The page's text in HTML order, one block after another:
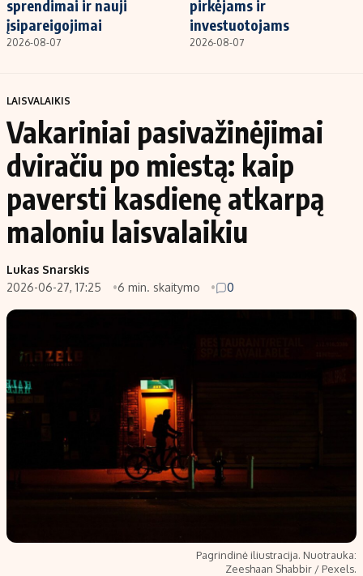
sprendimai ir nauji
įsipareigojimai
2026-08-07
pirkėjams ir
investuotojams
2026-08-07
LAISVALAIKIS
Vakariniai pasivažinėjimai
dviračiu po miestą: kaip
paversti kasdienę atkarpą
maloniu laisvalaikiu
Lukas Snarskis
2026-06-27, 17:25
6 min. skaitymo 0
Pagrindinė iliustracija. Nuotrauka:
Zeeshaan Shabbir / Pexels.